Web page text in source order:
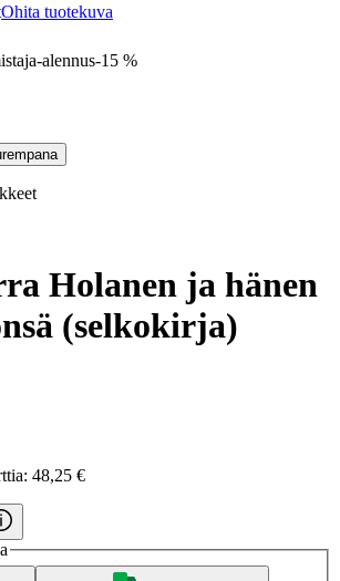
Ohita tuotekuva
alennus-15 %
Holanen ja hänen
(selkokirja)
48,25 €